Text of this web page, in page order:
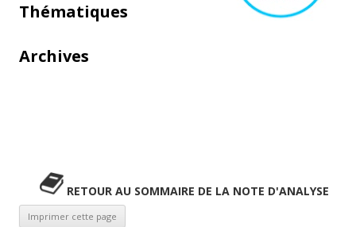
Thématiques
Archives
RETOUR AU SOMMAIRE DE LA NOTE D'ANALYSE